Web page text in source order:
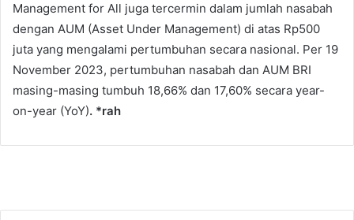
Management for All juga tercermin dalam jumlah nasabah
dengan AUM (Asset Under Management) di atas Rp500
juta yang mengalami pertumbuhan secara nasional. Per 19
November 2023, pertumbuhan nasabah dan AUM BRI
masing-masing tumbuh 18,66% dan 17,60% secara year-
on-year (YoY). *rah